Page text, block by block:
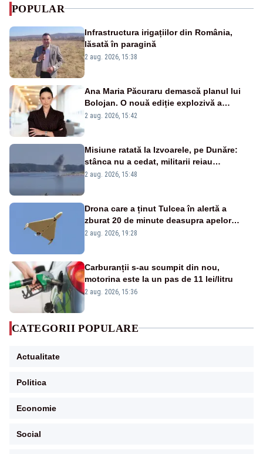
POPULAR
Infrastructura irigațiilor din România,
lăsată în paragină
2 aug. 2026, 15:38
Ana Maria Păcuraru demască planul lui
Bolojan. O nouă ediție explozivă a
emisiunii „Miza Zilei” la Realitatea PLUS
2 aug. 2026, 15:42
Misiune ratată la Izvoarele, pe Dunăre:
stânca nu a cedat, militarii reiau
detonările luni – VIDEO
2 aug. 2026, 15:48
Drona care a ținut Tulcea în alertă a
zburat 20 de minute deasupra apelor
României. Au fost ridicate două F-16
2 aug. 2026, 19:28
Carburanții s-au scumpit din nou,
motorina este la un pas de 11 lei/litru
2 aug. 2026, 15:36
CATEGORII POPULARE
Actualitate
Politica
Economie
Social